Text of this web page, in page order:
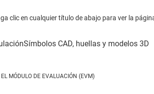
clic en cualquier título de abajo para ver la
MÓDULO DE EVALUACIÓN (EVM)